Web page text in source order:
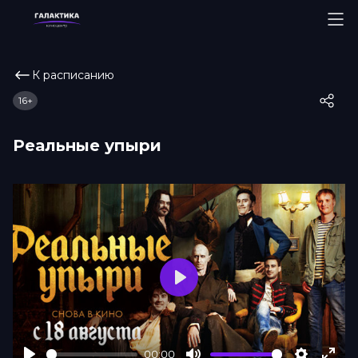
К расписанию
Реальные упыри
16+
00:00
Play